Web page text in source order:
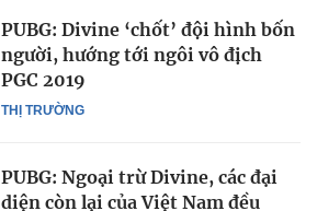
THỊ TRƯỜNG
PUBG: Divine ‘chốt’ đội hình bốn
người, hướng tới ngôi vô địch
PGC 2019
PUBG: Ngoại trừ Divine, các đại
diện còn lại của Việt Nam đều